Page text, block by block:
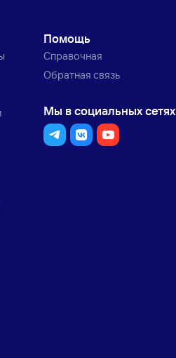
Помощь
Справочная
Обратная связь
Мы в социальных сетях